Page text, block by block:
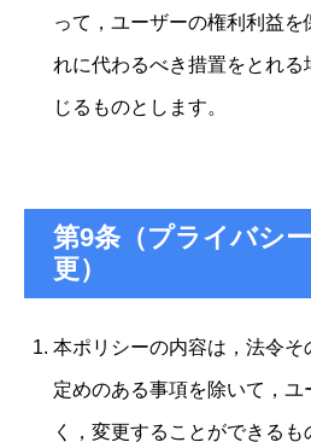
って，ユーザーの権利利益を
れに代わるべき措置をとれ
じるものとします。
第9条（プライバシ
更）
本ポリシーの内容は，法令
定めのある事項を除いて，
く，変更することができるも